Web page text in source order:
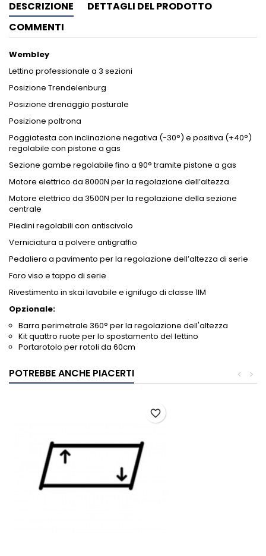
DESCRIZIONE
DETTAGLI DEL PRODOTTO
COMMENTI
Wembley
Lettino professionale a 3 sezioni
Posizione Trendelenburg
Posizione drenaggio posturale
Posizione poltrona
Poggiatesta con inclinazione negativa (-30°) e positiva (+40°)
regolabile con pistone a gas
Sezione gambe regolabile fino a 90° tramite pistone a gas
Motore elettrico da 8000N per la regolazione dell’altezza
Motore elettrico da 3500N per la regolazione della sezione
centrale
Piedini regolabili con antiscivolo
Verniciatura a polvere antigraffio
Pedaliera a pavimento per la regolazione dell’altezza di serie
Foro viso e tappo di serie
Rivestimento in skai lavabile e ignifugo di classe 1IM
Opzionale:
Barra perimetrale 360° per la regolazione dell'altezza
Kit quattro ruote per lo spostamento del lettino
Portarotolo per rotoli da 60cm
POTREBBE ANCHE PIACERTI >
<
favorite_border